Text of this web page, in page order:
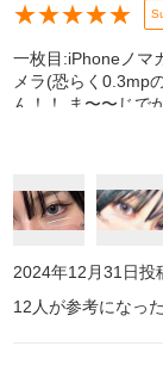
★★★★★
一枚目:iPhoneノマ
メラ(恐らく0.3mp
ん！！ ま〜〜じで
中で1可愛いです
て感じの色です。
合わせると一気に
にも「お人形さん
で、綺麗に瞳を強
🫶 •個人的に二枚
白っぽく色が抜け
2024年12月31日投
12 人が参考になっ